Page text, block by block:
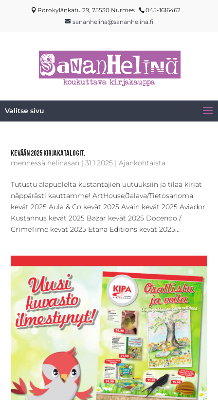
Porokylänkatu 29, 75530 Nurmes
045-1616462
sananhelina@sananhelina.fi
Valitse sivu
Kevään 2025 kirjakatalogit.
mennessä helinasan |31.1.2025 |Ajankohtaista
Tutustu alapuolelta kustantajien uutuuksiin ja tilaa kirjat
näppärästi kauttamme! ArtHouse/Jalava/Tietosanoma
kevät 2025 Aula & Co kevät 2025 Avain kevät 2025 Aviador
Kustannus kevät 2025 Bazar kevät 2025 Docendo /
CrimeTime kevät 2025 Etana Editions kevät 2025...